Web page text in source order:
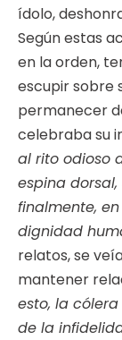
ídolo,
Según estas
en la orden,
escupir sobre
permanecer
celebraba su
al rito odioso
espina
finalmente,
dignidad
relatos, se
mantener
esto, la
de la